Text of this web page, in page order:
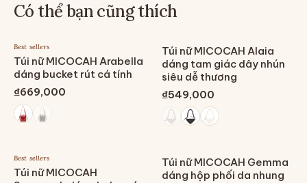
Có thể bạn cũng thích
Best sellers
Túi nữ MICOCAH Arabella
dáng bucket rút cá tính
₫669,000
Túi nữ MICOCAH Alaia
dáng tam giác dây nhún
siêu dễ thương
₫549,000
Best sellers
Túi nữ MICOCAH
Túi nữ MICOCAH Gemma
dáng hộp phối da nhung